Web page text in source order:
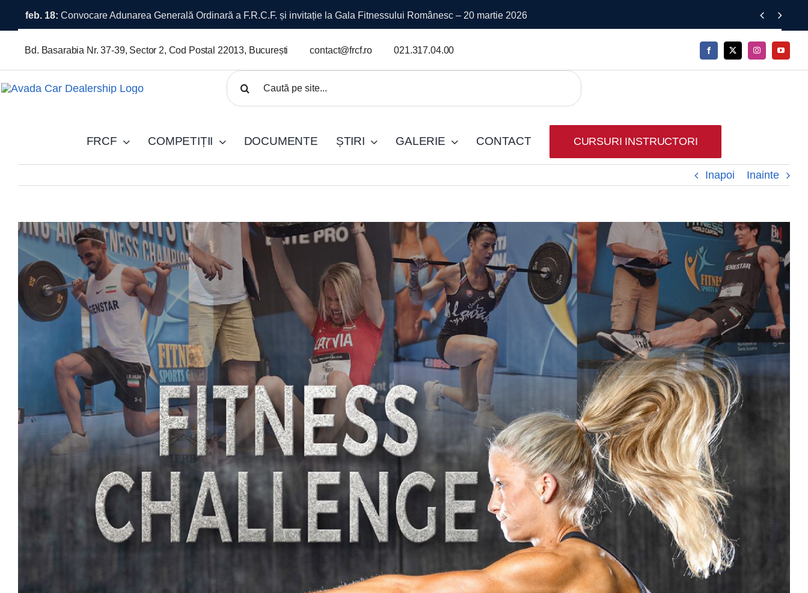
content
feb. 16: Premii în bani pentru câștigătorii OVERALL – Campionatul Național  
Bd. Basarabia Nr. 37-39, Sector 2, Cod Postal 22013, București contact@frcf.ro 021.317.04.00
Cautare...
FRCF COMPETIȚII DOCUMENTE ȘTIRI GALERIE CONTACT CURSURI INSTRUCTORI
Inapoi Inainte
View
Larger
Image